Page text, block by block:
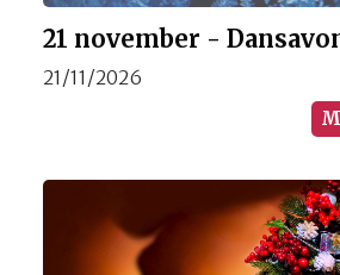
21 november -
21/11/2026